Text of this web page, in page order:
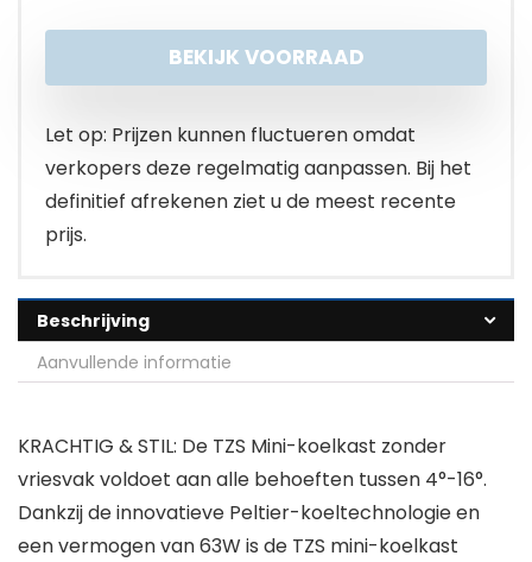
BEKIJK VOORRAAD
Let op: Prijzen kunnen fluctueren omdat
verkopers deze regelmatig aanpassen. Bij het
definitief afrekenen ziet u de meest recente
prijs.
Beschrijving
Aanvullende informatie
KRACHTIG & STIL: De TZS Mini-koelkast zonder
vriesvak voldoet aan alle behoeften tussen 4°-16°.
Dankzij de innovatieve Peltier-koeltechnologie en
een vermogen van 63W is de TZS mini-koelkast